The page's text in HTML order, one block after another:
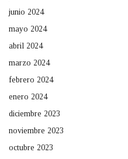
junio 2024
mayo 2024
abril 2024
marzo 2024
febrero 2024
enero 2024
diciembre 2023
noviembre 2023
octubre 2023